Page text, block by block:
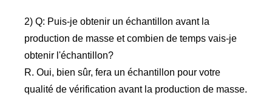
2) Q: Puis-je obtenir un échantillon avant la
production de masse et combien de temps vais-je
obtenir l'échantillon?
R. Oui, bien sûr, fera un échantillon pour votre
qualité de vérification avant la production de masse.